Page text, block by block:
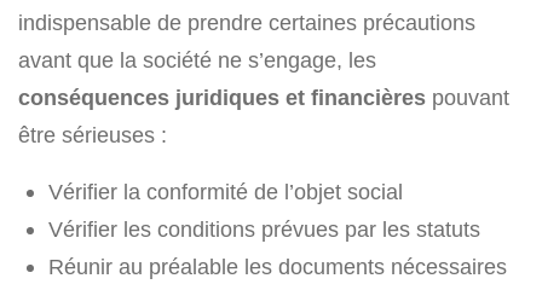
indispensable de prendre certaines précautions
avant que la société ne s’engage, les
conséquences juridiques et financières pouvant
être sérieuses :
Vérifier la conformité de l’objet social
Vérifier les conditions prévues par les statuts
Réunir au préalable les documents nécessaires